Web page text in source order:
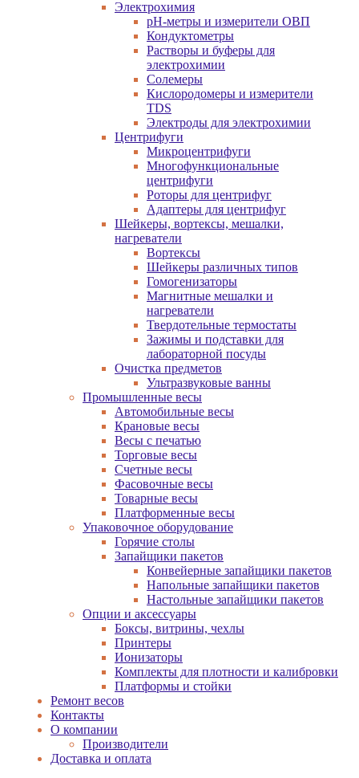
Электрохимия
pH-метры и измерители ОВП
Кондуктометры
Растворы и буферы для
электрохимии
Солемеры
Кислородомеры и измерители
TDS
Электроды для электрохимии
Центрифуги
Микроцентрифуги
Многофункциональные
центрифуги
Роторы для центрифуг
Адаптеры для центрифуг
Шейкеры, вортексы, мешалки,
нагреватели
Вортексы
Шейкеры различных типов
Гомогенизаторы
Магнитные мешалки и
нагреватели
Твердотельные термостаты
Зажимы и подставки для
лабораторной посуды
Очистка предметов
Ультразвуковые ванны
Промышленные весы
Автомобильные весы
Крановые весы
Весы с печатью
Торговые весы
Счетные весы
Фасовочные весы
Товарные весы
Платформенные весы
Упаковочное оборудование
Горячие столы
Запайщики пакетов
Конвейерные запайщики пакетов
Напольные запайщики пакетов
Настольные запайщики пакетов
Опции и аксессуары
Боксы, витрины, чехлы
Принтеры
Ионизаторы
Комплекты для плотности и калибровки
Платформы и стойки
Ремонт весов
Контакты
О компании
Производители
Доставка и оплата